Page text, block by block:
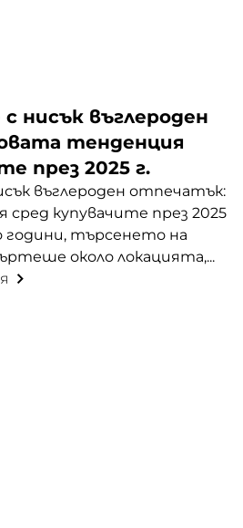
нисък въглероден
тенденция
през 2025 г.
въглероден отпечатък:
купувачите през 2025
години, търсенето на
около локацията,...